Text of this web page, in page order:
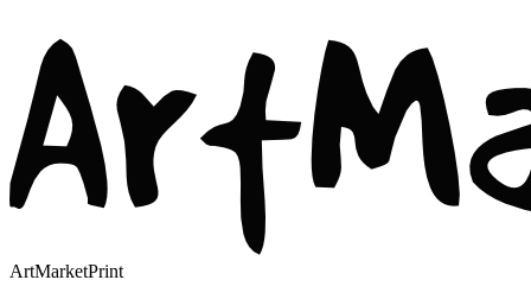
ArtMarketPrint